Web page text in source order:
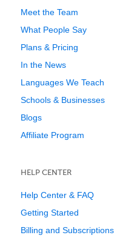
Meet the Team
What People Say
Plans & Pricing
In the News
Languages We Teach
Schools & Businesses
Blogs
Affiliate Program
HELP CENTER
Help Center & FAQ
Getting Started
Billing and Subscriptions